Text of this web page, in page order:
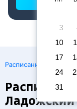
3
10
17
24
31
Расписание поездов
Ладожский